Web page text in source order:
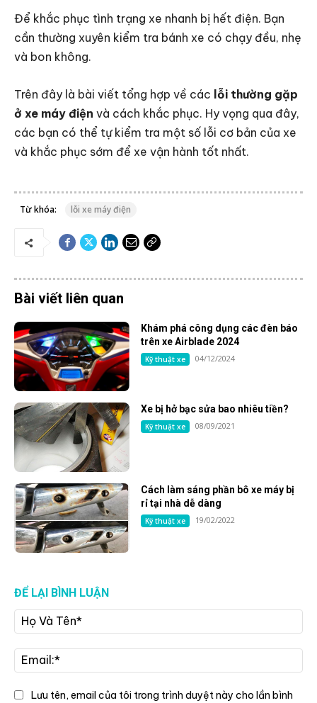
Để khắc phục tình trạng xe nhanh bị hết điện. Bạn
cần thường xuyên kiểm tra bánh xe có chạy đều, nhẹ
và bon không.
Trên đây là bài viết tổng hợp về các lỗi thường gặp
ở xe máy điện và cách khắc phục. Hy vọng qua đây,
các bạn có thể tự kiểm tra một số lỗi cơ bản của xe
và khắc phục sớm để xe vận hành tốt nhất.
Từ khóa: lỗi xe máy điện
Bài viết liên quan
Khám phá công dụng các đèn báo
trên xe Airblade 2024
Kỹ thuật xe 04/12/2024
Xe bị hở bạc sửa bao nhiêu tiền?
Kỹ thuật xe 08/09/2021
Cách làm sáng phần bô xe máy bị
rỉ tại nhà dễ dàng
Kỹ thuật xe 19/02/2022
ĐỂ LẠI BÌNH LUẬN
Và
Lưu tên, email của tôi trong trình duyệt này cho lần bình